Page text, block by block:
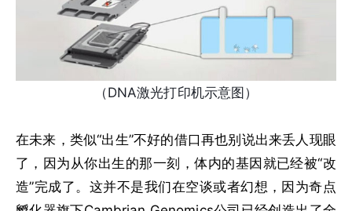
（DNA激光打印机示意图）
在未来，类似“出生”不好的借口再也别说出来丢人现眼
了，因为从你出生的那一刻，体内的基因就已经被“改
造”完成了。这并不是我们在空谈或者幻想，因为奇点